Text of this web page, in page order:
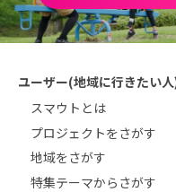
ユーザー(地域に行きたい
スマウトとは
プロジェクトをさがす
地域をさがす
特集テーマからさがす